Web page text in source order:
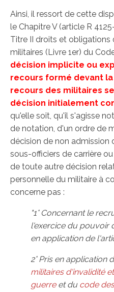
Ainsi, il ressort de cette
le Chapitre V (article R
Titre II droits et obligations
militaires (Livre 1er) du
décision implicite ou
recours formé devant la
recours des militaires
décision initialement
qu'elle soit, qu'il s'agisse
de notation, d'un ordre de
décision de non admission
sous-officiers de carrière
de toute autre décision
personnelle du militaire à
concerne pas :
"1° Concernant le
l'exercice du pouvoir
en application de
2° Pris en application
militaires d'invalidité
guerre et du code